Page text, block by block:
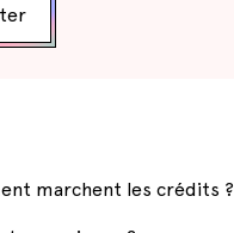
marchent les crédits ?